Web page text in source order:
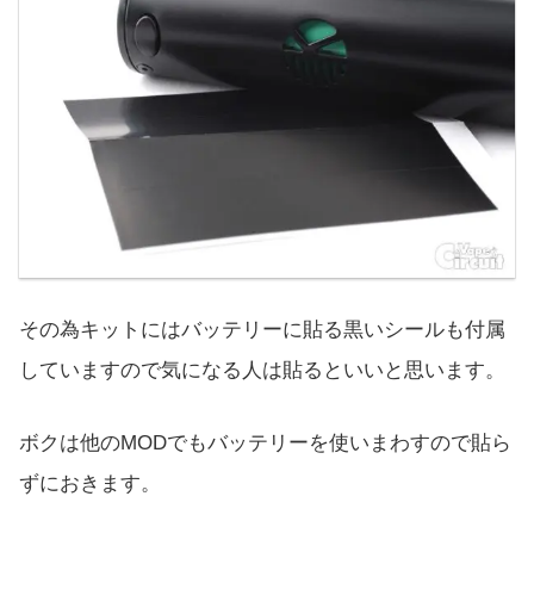
その為キットにはバッテリーに貼る黒いシールも付属
していますので気になる人は貼るといいと思います。
ボクは他のMODでもバッテリーを使いまわすので貼ら
ずにおきます。